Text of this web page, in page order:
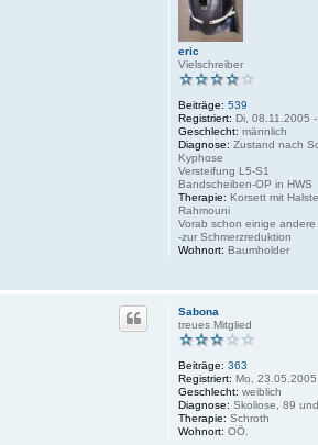
eric
Vielschreiber
Beiträge: 539
Registriert: Di, 08.11.2005
Geschlecht: männlich
Diagnose: Zustand nach
Kyphose
Versteifung L5-S1
Bandscheiben-OP in HWS
Therapie: Korsett mit
Rahmouni
Vorab schon einige
-zur Schmerzreduktion
Wohnort: Baumholder
Sabona
treues Mitglied
Beiträge: 363
Registriert: Mo,
Geschlecht: weiblich
Diagnose: Skoliose, 89
Therapie: Schroth
Wohnort: OÖ.